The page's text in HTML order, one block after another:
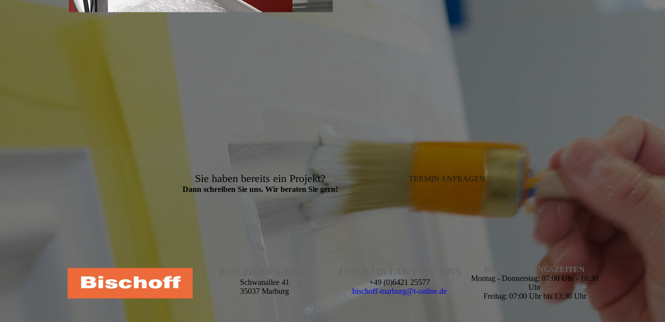
Sie haben bereits ein Projekt?
Dann schreiben Sie uns. Wir beraten Sie gern!
TERMIN ANFRAGEN
BISCHOFF GMBH
Schwanallee 41
35037 Marburg
IHR KONTAKT ZU UNS
+49 (0)6421 25577
bischoff-marburg@t-online.de
BÜRO-ÖFFNUNGSZEITEN
Montag - Donnerstag: 07:00 Uhr - 16:30
Uhr
Freitag: 07:00 Uhr bis 13:30 Uhr